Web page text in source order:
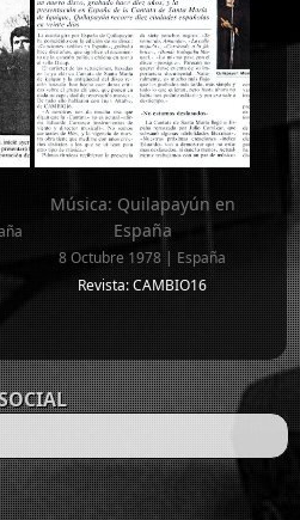
Música: Quilapayún en
España
8 Octubre 1978 | España
Revista: CAMBIO16